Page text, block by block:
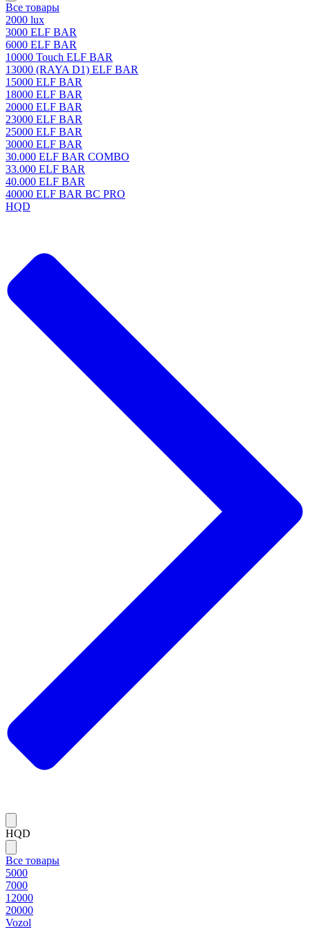
Все товары
2000 lux
3000 ELF BAR
6000 ELF BAR
10000 Touch ELF BAR
13000 (RAYA D1) ELF BAR
15000 ELF BAR
18000 ELF BAR
20000 ELF BAR
23000 ELF BAR
25000 ELF BAR
30000 ELF BAR
30.000 ELF BAR COMBO
33.000 ELF BAR
40.000 ELF BAR
40000 ELF BAR BC PRO
HQD
HQD
Все товары
5000
7000
12000
20000
Vozol